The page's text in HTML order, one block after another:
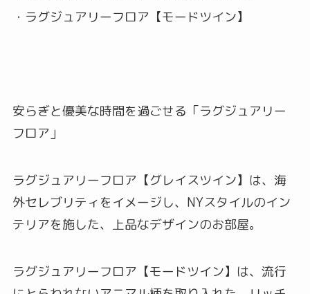
・ラグジュアリーフロア【モードツイン】
安らぎと優美な時間を過ごせる「ラグジュアリー
フロア」
ラグジュアリーフロア【グレイスツイン】は、海
外セレブリティをイメージし、NYスタイルのイン
テリアを施した、上品なデザインのお部屋。
ラグジュアリーフロア【モードツイン】は、流行